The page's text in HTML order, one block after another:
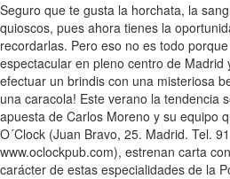
Seguro que te gusta la horchata, la
quioscos, pues ahora tienes la
recordarlas. Pero eso no es todo
espectacular en pleno centro de Madrid
efectuar un brindis con una misteriosa
una caracola! Este verano la tendencia
apuesta de Carlos Moreno y su equipo
O´Clock (Juan Bravo, 25. Madrid. Tel.
www.oclockpub.com), estrenan carta
carácter de estas especialidades de la